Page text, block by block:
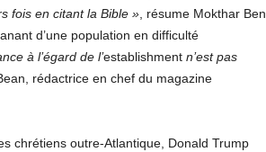
fois en citant la Bible », résume Mokthar Ben
d’une population en difficulté
à l’égard de l’establishment n’est pas
rédactrice en chef du magazine
chrétiens outre-Atlantique, Donald Trump